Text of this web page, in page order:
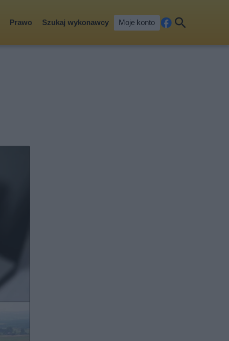
Prawo Szukaj wykonawcy Moje konto
cebkaj